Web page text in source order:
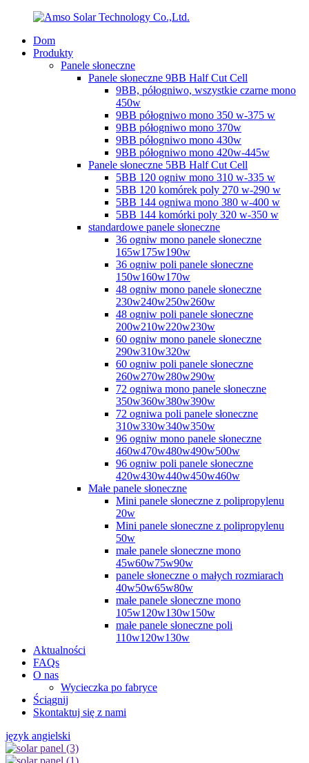
Dom
Produkty
Panele słoneczne
Panele słoneczne 9BB Half Cut Cell
9BB, półogniwo, wszystkie czarne mono
450w
9BB półogniwo mono 350 w-375 w
9BB półogniwo mono 370w
9BB półogniwo mono 430w
9BB półogniwo mono 420w-445w
Panele słoneczne 5BB Half Cut Cell
5BB 120 ogniw mono 310 w-335 w
5BB 120 komórek poly 270 w-290 w
5BB 144 ogniwa mono 380 w-400 w
5BB 144 komórki poly 320 w-350 w
standardowe panele słoneczne
36 ogniw mono panele słoneczne
165w175w190w
36 ogniw poli panele słoneczne
150w160w170w
48 ogniw mono panele słoneczne
230w240w250w260w
48 ogniw poli panele słoneczne
200w210w220w230w
60 ogniw mono panele słoneczne
290w310w320w
60 ogniw poli panele słoneczne
260w270w280w290w
72 ogniwa mono panele słoneczne
350w360w380w390w
72 ogniwa poli panele słoneczne
310w330w340w350w
96 ogniw mono panele słoneczne
460w470w480w490w500w
96 ogniw poli panele słoneczne
420w430w440w450w460w
Małe panele słoneczne
Mini panele słoneczne z polipropylenu
20w
Mini panele słoneczne z polipropylenu
50w
małe panele słoneczne mono
45w60w75w90w
panele słoneczne o małych rozmiarach
40w50w65w80w
małe panele słoneczne mono
105w120w130w150w
małe panele słoneczne poli
110w120w130w
Aktualności
FAQs
O nas
Wycieczka po fabryce
Ściągnij
Skontaktuj się z nami
język angielski